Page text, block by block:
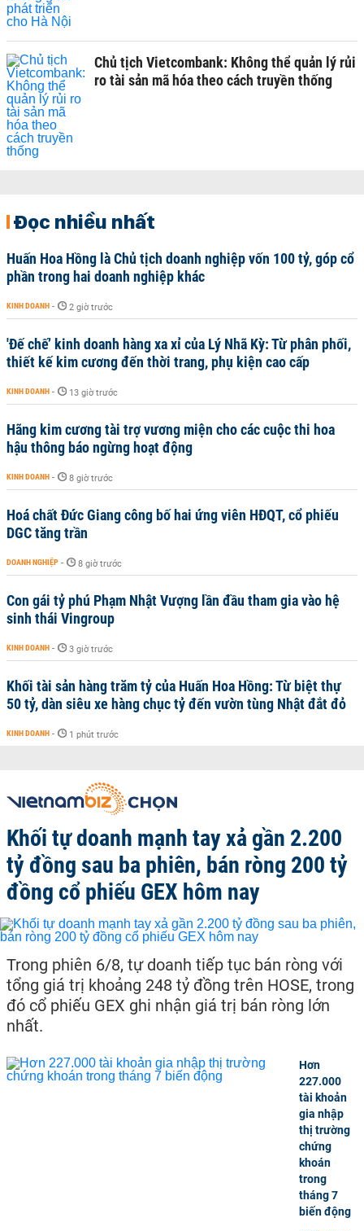
Chủ tịch Vietcombank: Không thể quản lý rủi
ro tài sản mã hóa theo cách truyền thống
Đọc nhiều nhất
Huấn Hoa Hồng là Chủ tịch doanh nghiệp vốn 100 tỷ, góp cổ
phần trong hai doanh nghiệp khác
KINH DOANH - 2 giờ trước
'Đế chế’ kinh doanh hàng xa xỉ của Lý Nhã Kỳ: Từ phân phối,
thiết kế kim cương đến thời trang, phụ kiện cao cấp
KINH DOANH - 13 giờ trước
Hãng kim cương tài trợ vương miện cho các cuộc thi hoa
hậu thông báo ngừng hoạt động
KINH DOANH - 8 giờ trước
Hoá chất Đức Giang công bố hai ứng viên HĐQT, cổ phiếu
DGC tăng trần
DOANH NGHIỆP - 8 giờ trước
Con gái tỷ phú Phạm Nhật Vượng lần đầu tham gia vào hệ
sinh thái Vingroup
KINH DOANH - 3 giờ trước
Khối tài sản hàng trăm tỷ của Huấn Hoa Hồng: Từ biệt thự
50 tỷ, dàn siêu xe hàng chục tỷ đến vườn tùng Nhật đắt đỏ
KINH DOANH - 1 phút trước
Khối tự doanh mạnh tay xả gần 2.200
tỷ đồng sau ba phiên, bán ròng 200 tỷ
đồng cổ phiếu GEX hôm nay
Trong phiên 6/8, tự doanh tiếp tục bán ròng với
tổng giá trị khoảng 248 tỷ đồng trên HOSE, trong
đó cổ phiếu GEX ghi nhận giá trị bán ròng lớn
nhất.
Hơn
227.000
tài khoản
gia nhập
thị trường
chứng
khoán
trong
tháng 7
biến động